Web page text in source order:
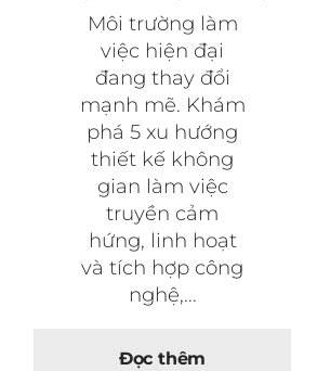
Môi trường làm
việc hiện đại
đang thay đổi
mạnh mẽ. Khám
phá 5 xu hướng
thiết kế không
gian làm việc
truyền cảm
hứng, linh hoạt
và tích hợp công
nghệ,...
Đọc thêm